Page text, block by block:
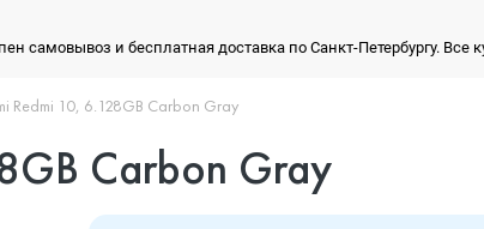
iPad 10.9 (2022)
iPad Air (2020) Macbook Pro
самовывоз и бесплатная доставка по Санкт-Петербургу.
Redmi 10, 6.128GB Carbon Gray
Carbon Gray